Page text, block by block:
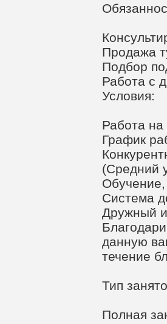
Продажа
Подбор
Работа с
Условия:
Работа на
График
(Средний
Система
Дружный
данную
течение
Тип
Полная